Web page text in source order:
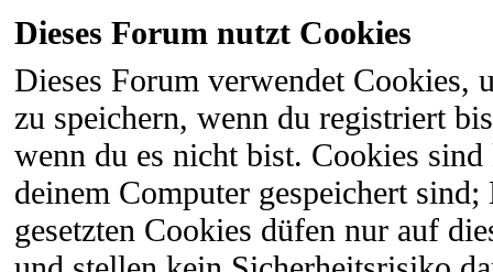
Dieses Forum nutzt Cookies
Dieses Forum verwendet Cookies,
zu speichern, wenn du registriert
wenn du es nicht bist. Cookies
deinem Computer gespeichert
gesetzten Cookies düfen nur auf